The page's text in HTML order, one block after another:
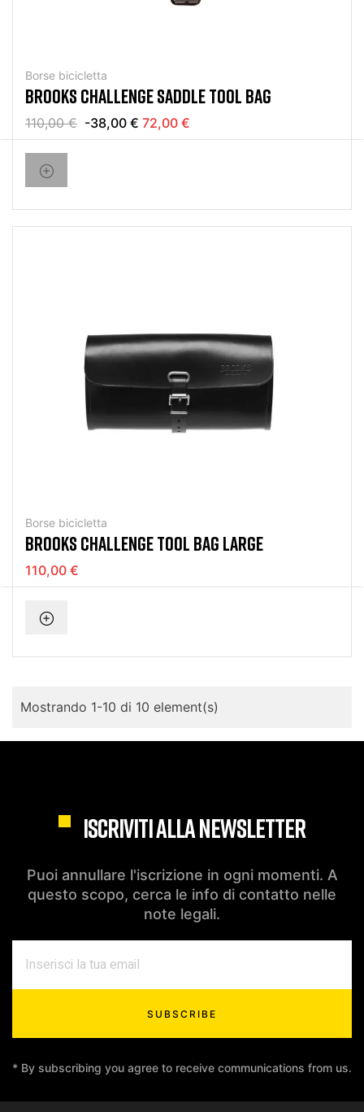
Borse bicicletta
BROOKS CHALLENGE SADDLE TOOL BAG
110,00 € -38,00 € 72,00 €
Borse bicicletta
BROOKS CHALLENGE TOOL BAG LARGE
110,00 €
Mostrando 1-10 di 10 element(s)
ISCRIVITI ALLA NEWSLETTER
Puoi annullare l'iscrizione in ogni momenti. A
questo scopo, cerca le info di contatto nelle
note legali.
SUBSCRIBE
* By subscribing you agree to receive communications from us.